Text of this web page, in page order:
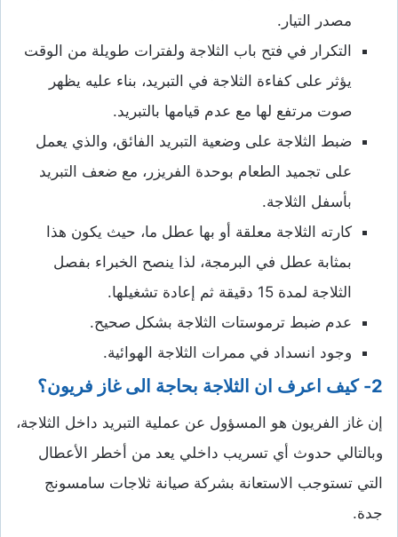
مصدر التيار.
التكرار في فتح باب الثلاجة ولفترات طويلة من الوقت
يؤثر على كفاءة الثلاجة في التبريد، بناء عليه يظهر
صوت مرتفع لها مع عدم قيامها بالتبريد.
ضبط الثلاجة على وضعية التبريد الفائق، والذي يعمل
على تجميد الطعام بوحدة الفريزر، مع ضعف التبريد
بأسفل الثلاجة.
كارته الثلاجة معلقة أو بها عطل ما، حيث يكون هذا
بمثابة عطل في البرمجة، لذا ينصح الخبراء بفصل
الثلاجة لمدة 15 دقيقة ثم إعادة تشغيلها.
عدم ضبط ترموستات الثلاجة بشكل صحيح.
وجود انسداد في ممرات الثلاجة الهوائية.
2- كيف اعرف ان الثلاجة بحاجة الى غاز فريون؟
إن غاز الفريون هو المسؤول عن عملية التبريد داخل الثلاجة،
وبالتالي حدوث أي تسريب داخلي يعد من أخطر الأعطال
التي تستوجب الاستعانة بشركة صيانة ثلاجات سامسونج
جدة.